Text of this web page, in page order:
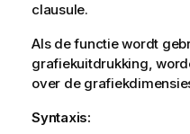
clausule.
Als de functie wordt
grafiekuitdrukking,
over de
Syntaxis: